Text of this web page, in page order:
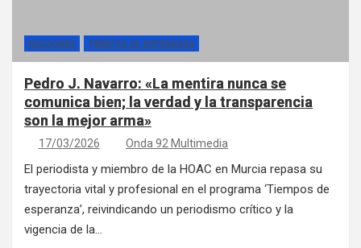
SECCIONES TIEMPOS DE ESPERANZA
Pedro J. Navarro: «La mentira nunca se
comunica bien; la verdad y la transparencia
son la mejor arma»
17/03/2026 Onda 92 Multimedia
El periodista y miembro de la HOAC en Murcia repasa su
trayectoria vital y profesional en el programa ‘Tiempos de
esperanza’, reivindicando un periodismo crítico y la
vigencia de la…